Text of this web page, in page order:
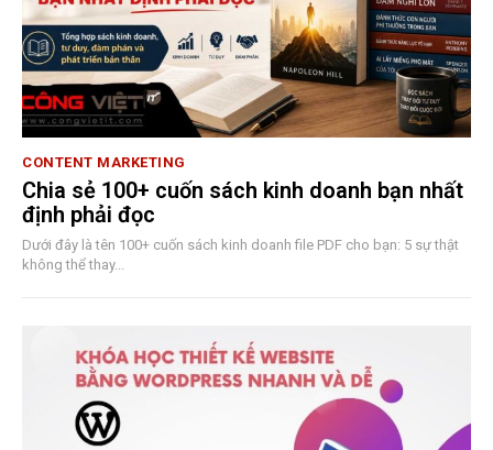
CONTENT MARKETING
Chia sẻ 100+ cuốn sách kinh doanh bạn nhất
định phải đọc
Dưới đây là tên 100+ cuốn sách kinh doanh file PDF cho bạn: 5 sự thật
không thể thay...